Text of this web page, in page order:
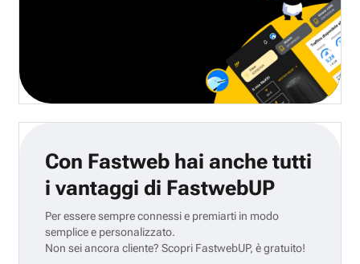
Con Fastweb hai anche tutti
i vantaggi di FastwebUP
Per essere sempre connessi e premiarti in modo
semplice e personalizzato.
Non sei ancora cliente? Scopri FastwebUP, è gratuito!